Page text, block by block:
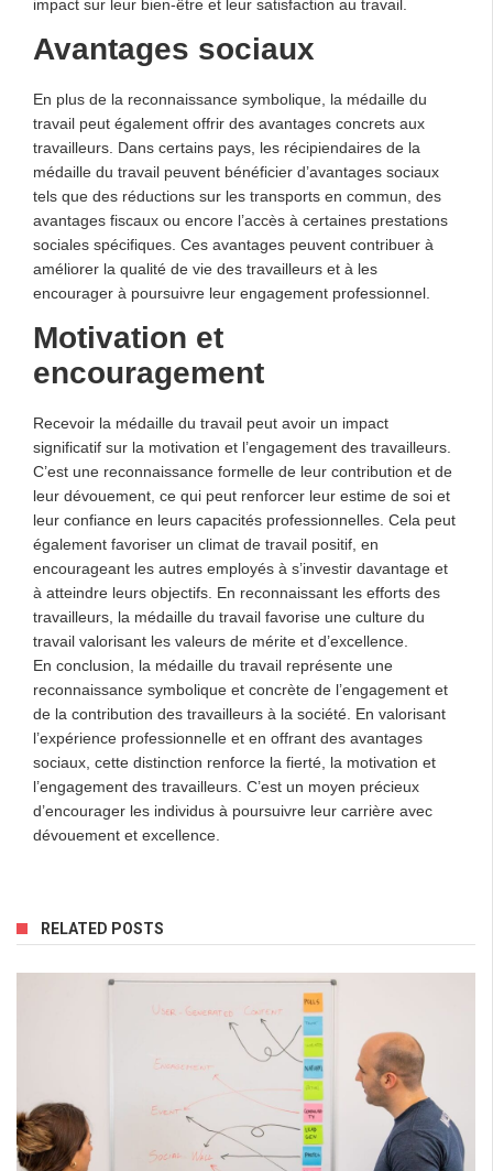
impact sur leur bien-être et leur satisfaction au travail.
Avantages sociaux
En plus de la reconnaissance symbolique, la médaille du
travail peut également offrir des avantages concrets aux
travailleurs. Dans certains pays, les récipiendaires de la
médaille du travail peuvent bénéficier d’avantages sociaux
tels que des réductions sur les transports en commun, des
avantages fiscaux ou encore l’accès à certaines prestations
sociales spécifiques. Ces avantages peuvent contribuer à
améliorer la qualité de vie des travailleurs et à les
encourager à poursuivre leur engagement professionnel.
Motivation et
encouragement
Recevoir la médaille du travail peut avoir un impact
significatif sur la motivation et l’engagement des travailleurs.
C’est une reconnaissance formelle de leur contribution et de
leur dévouement, ce qui peut renforcer leur estime de soi et
leur confiance en leurs capacités professionnelles. Cela peut
également favoriser un climat de travail positif, en
encourageant les autres employés à s’investir davantage et
à atteindre leurs objectifs. En reconnaissant les efforts des
travailleurs, la médaille du travail favorise une culture du
travail valorisant les valeurs de mérite et d’excellence.
En conclusion, la médaille du travail représente une
reconnaissance symbolique et concrète de l’engagement et
de la contribution des travailleurs à la société. En valorisant
l’expérience professionnelle et en offrant des avantages
sociaux, cette distinction renforce la fierté, la motivation et
l’engagement des travailleurs. C’est un moyen précieux
d’encourager les individus à poursuivre leur carrière avec
dévouement et excellence.
RELATED POSTS